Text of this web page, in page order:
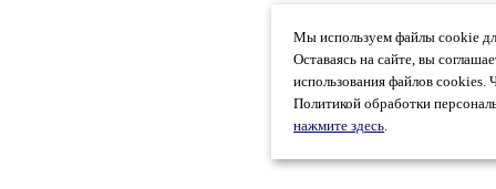
Мы используем файлы cookie
Оставаясь на сайте, вы
использования файлов cookies.
Политикой обработки
нажмите здесь.